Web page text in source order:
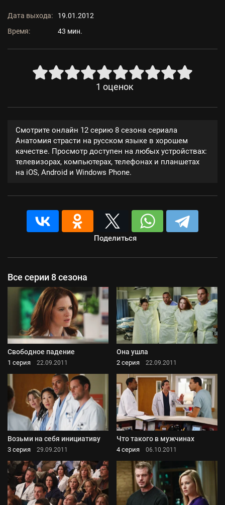
Дата выхода:
19.01.2012
Время:
43 мин.
1 оценок
Смотрите онлайн 12 серию 8 сезона сериала
Анатомия страсти на русском языке в хорошем
качестве. Просмотр доступен на любых устройствах:
телевизорах, компьютерах, телефонах и планшетах
на iOS, Android и Windows Phone.
Поделиться
Все серии 8 сезона
Свободное падение
1 серия 22.09.2011
Она ушла
2 серия 22.09.2011
Возьми на себя инициативу
3 серия 29.09.2011
Что такого в мужчинах
4 серия 06.10.2011